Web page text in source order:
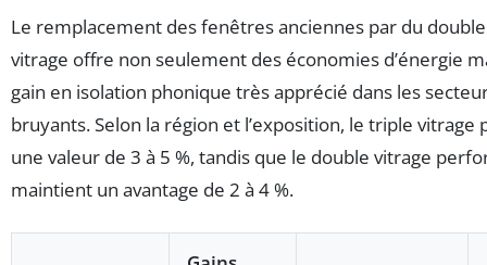
Le remplacement des fenêtres anciennes par du
vitrage offre non seulement des économies d’énergie
gain en isolation phonique très apprécié dans les
bruyants. Selon la région et l’exposition, le triple vitrage
une valeur de 3 à 5 %, tandis que le double vitrage
maintient un avantage de 2 à 4 %.